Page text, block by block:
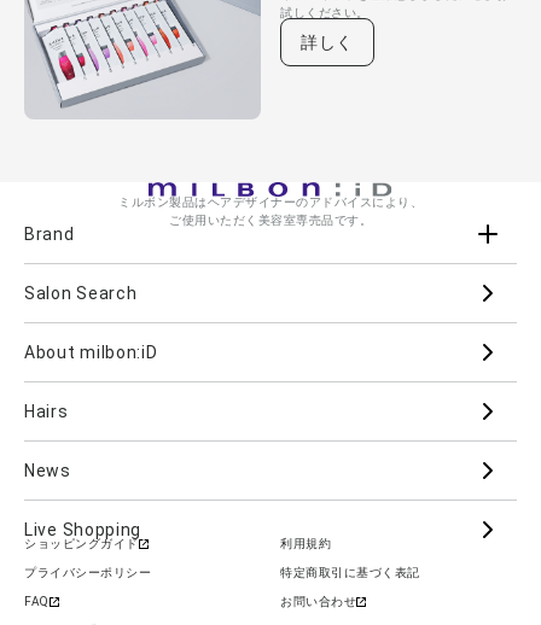
試しください。
詳しく
ミルボン製品はヘアデザイナーのアドバイスにより、
ご使用いただく美容室専売品です。
Brand
Aujua milbon
PJOLI
COLOR GADGET ALANOUS
Cosmetics
Salon Search
About milbon:iD
Hairs
News
Live Shopping
ショッピングガイド
プライバシーポリシー
FAQ
利用規約
特定商取引に基づく表記
お問い合わせ